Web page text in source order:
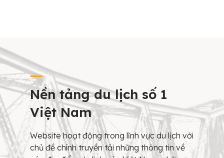
Nền tảng du lịch số 1
Việt Nam
Website hoạt động trong lĩnh vực du lịch với
chủ đề chính truyền tải những thông tin về